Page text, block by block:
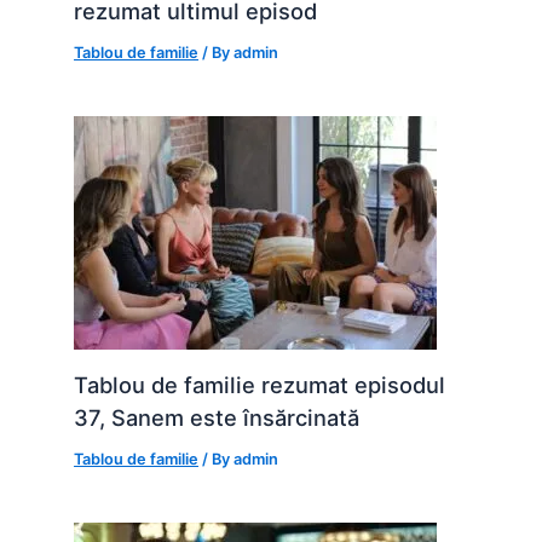
rezumat ultimul episod
Tablou de familie / Byadmin
Tablou de familie rezumat episodul
37, Sanem este însărcinată
Tablou de familie / Byadmin